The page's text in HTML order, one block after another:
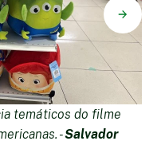
temáticos do filme
-Salvador